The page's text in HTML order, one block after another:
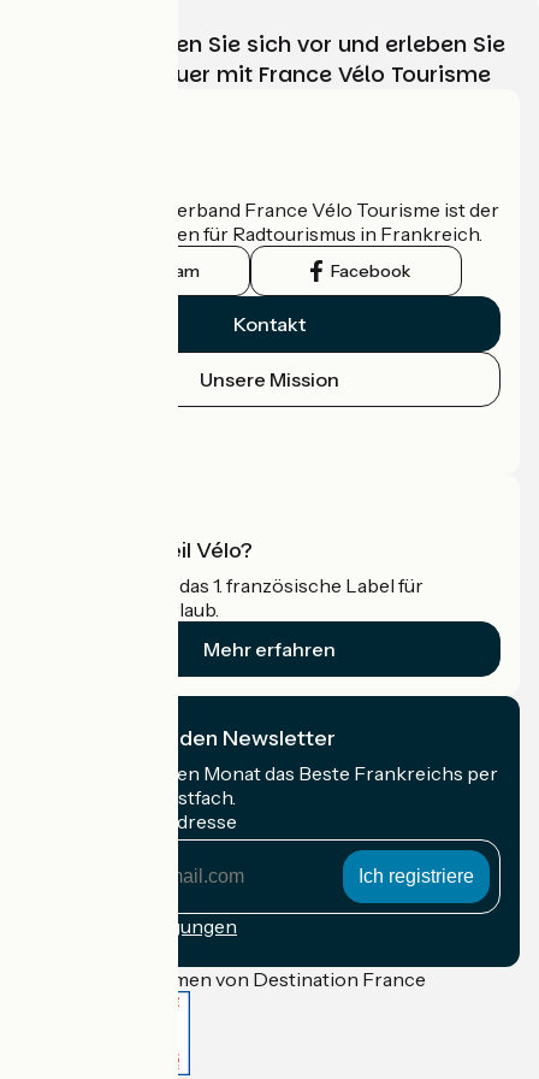
Wählen, bereiten Sie sich vor und erleben Sie
Ihr Radabenteuer mit France Vélo Tourisme
Der nationale Verband France Vélo Tourisme ist der
offizielle Leitfaden für Radtourismus in Frankreich.
Instagram Facebook
Kontakt
Unsere Mission
Was ist Accueil Vélo?
Accueil Vélo ist das 1. französische Label für
Radfahrer im Urlaub.
Mehr erfahren
Ich abonniere den Newsletter
Erhalten Sie jeden Monat das Beste Frankreichs per
Rad in Ihrem Postfach.
Meine E-Mail-Adresse
Anmeldebedingungen
Gefördert im Rahmen von Destination France